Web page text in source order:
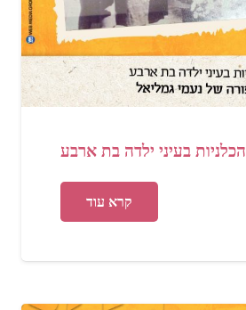
הכלניות בעיני ילדה בת ארבע
קרא עוד